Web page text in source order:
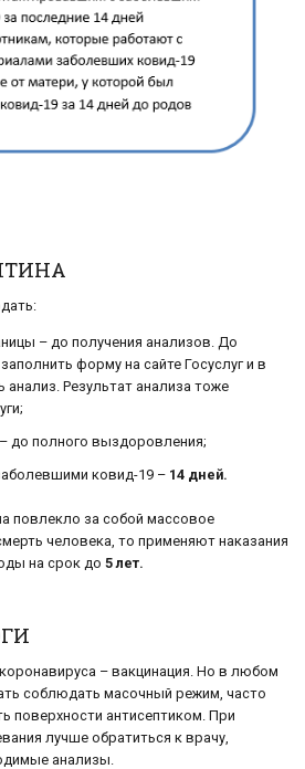
– до получения анализов. До
форму на сайте Госуслуг и в
анализ. Результат анализа тоже
до полного выздоровления;
ковид-19 – 14 дней.
повлекло за собой массовое
человека, то применяют наказания
на срок до 5 лет.
– вакцинация. Но в любом
соблюдать масочный режим, часто
поверхности антисептиком. При
лучше обратиться к врачу,
анализы.